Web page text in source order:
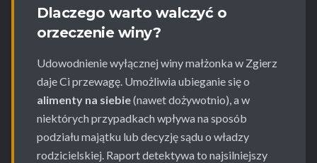
Dlaczego warto walczyć o
orzeczenie winy?
Udowodnienie wyłącznej winy małżonka w Zgierz
daje Ci przewagę. Umożliwia ubieganie się o
alimenty na siebie(nawet dożywotnio), a w
niektórych przypadkach wpływa na sposób
podziału majątku lub decyzję sądu o władzy
rodzicielskiej. Raport detektywa to najsilniejszy